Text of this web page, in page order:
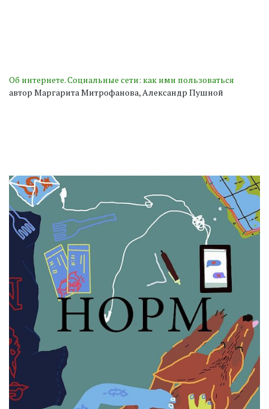
Об интернете. Социальные сети: как ими пользоваться
автор Маргарита Митрофанова, Александр Пушной